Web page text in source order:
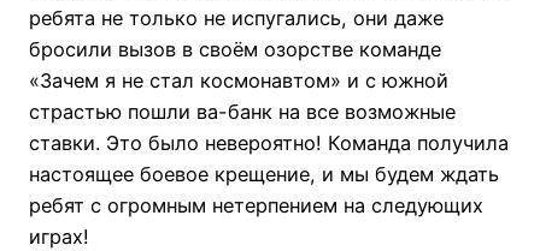
ребята не только не испугались, они даже
бросили вызов в своём озорстве команде
«Зачем я не стал космонавтом» и с южной
страстью пошли ва-банк на все возможные
ставки. Это было невероятно! Команда получила
настоящее боевое крещение, и мы будем ждать
ребят с огромным нетерпением на следующих
играх!